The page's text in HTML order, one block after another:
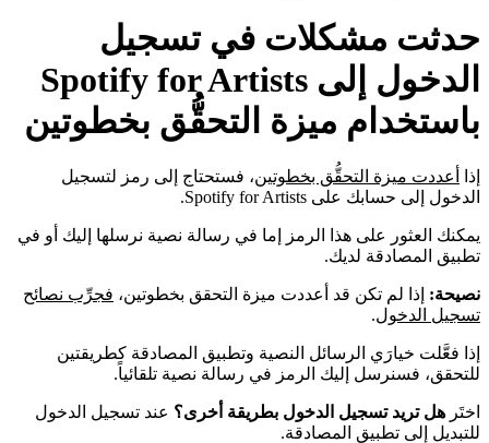
حدثت مشكلات في تسجيل
الدخول إلى Spotify for Artists
باستخدام ميزة التحقُّق بخطوتين
إذا أعددت ميزة التحقُّق بخطوتين، فستحتاج إلى رمز لتسجيل
الدخول إلى حسابك على Spotify for Artists.
يمكنك العثور على هذا الرمز إما في رسالة نصية نرسلها إليك أو في
تطبيق المصادقة لديك.
نصيحة: إذا لم تكن قد أعددت ميزة التحقق بخطوتين، فجرِّب نصائح
تسجيل الدخول.
إذا فعَّلت خيارَي الرسائل النصية وتطبيق المصادقة كطريقتين
للتحقق، فسنرسل إليك الرمز في رسالة نصية تلقائياً.
اختَر هل تريد تسجيل الدخول بطريقة أخرى؟ عند تسجيل الدخول
للتبديل إلى تطبيق المصادقة.